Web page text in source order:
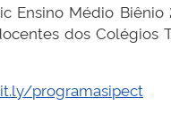
Ensino Médio Biênio
dos Colégios
programasipect